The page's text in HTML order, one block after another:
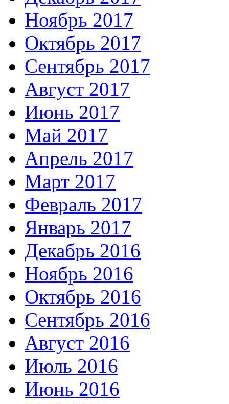
Ноябрь 2017
Октябрь 2017
Сентябрь 2017
Август 2017
Июнь 2017
Май 2017
Апрель 2017
Март 2017
Февраль 2017
Январь 2017
Декабрь 2016
Ноябрь 2016
Октябрь 2016
Сентябрь 2016
Август 2016
Июль 2016
Июнь 2016